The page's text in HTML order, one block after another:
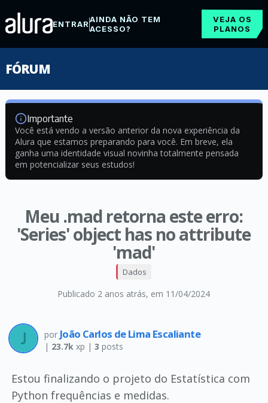
ENTRARAINDA NÃO TEM
ACESSO?
VEJA OS
PLANOS
FÓRUM
Importante
Você está vendo a versão anterior da nova experiência da
Alura que estamos preparando para você. Em breve, ela
ganha uma identidade visual novinha totalmente pensada
em potencializar seus estudos!
Meu .mad retorna este erro:
'Series' object has no attribute
'mad'
Publicado 2 anos atrás, em 11/04/2024
Dados
por João Carlos de Lima Escaliante
| 23.7kxp | 3 posts
Estou finalizando o projeto do Estatística com
Python frequências e medidas.